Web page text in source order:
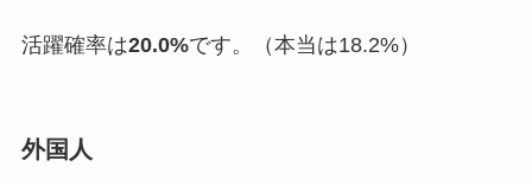
活躍確率は20.0%です。（本当は18.2%）
外国人